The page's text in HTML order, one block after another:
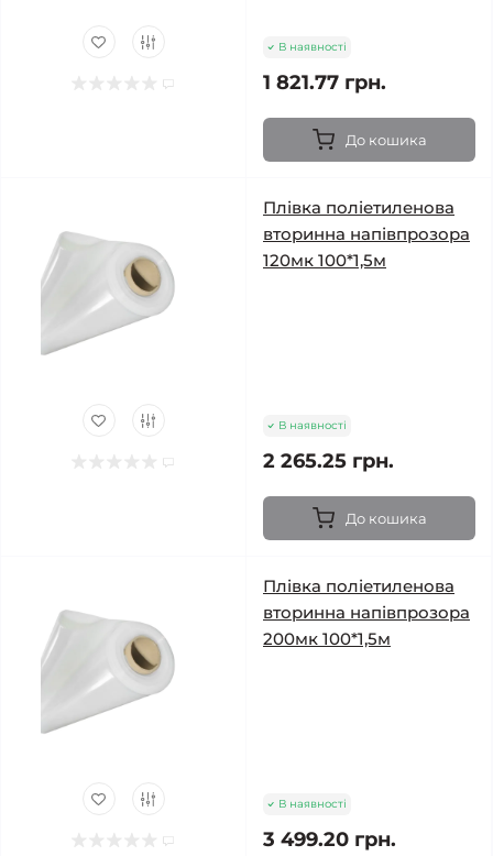
В наявності
1 821.77 грн.
До кошика
Плівка поліетиленова
вторинна напівпрозора
120мк 100*1,5м
В наявності
2 265.25 грн.
До кошика
Плівка поліетиленова
вторинна напівпрозора
200мк 100*1,5м
В наявності
3 499.20 грн.